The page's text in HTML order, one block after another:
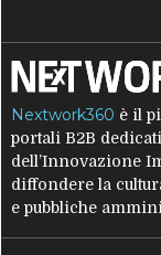
Nextwork360 è il
portali B2B
dell’Innovazione
diffondere la
e pubbliche